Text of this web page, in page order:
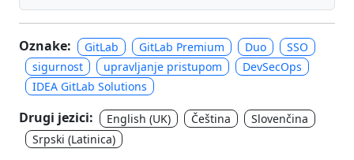
Oznake: GitLab GitLab Premium Duo
SSO
sigurnost
upravljanje pristupom
DevSecOps
IDEA GitLab Solutions
Drugi jezici: English (UK) Čeština
Slovenčina
Srpski (Latinica)